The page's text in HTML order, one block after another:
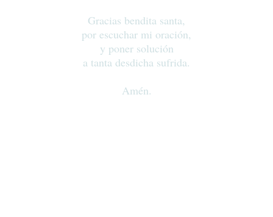
Gracias bendita santa,
por escuchar mi oración,
y poner solución
a tanta desdicha sufrida.
Amén.